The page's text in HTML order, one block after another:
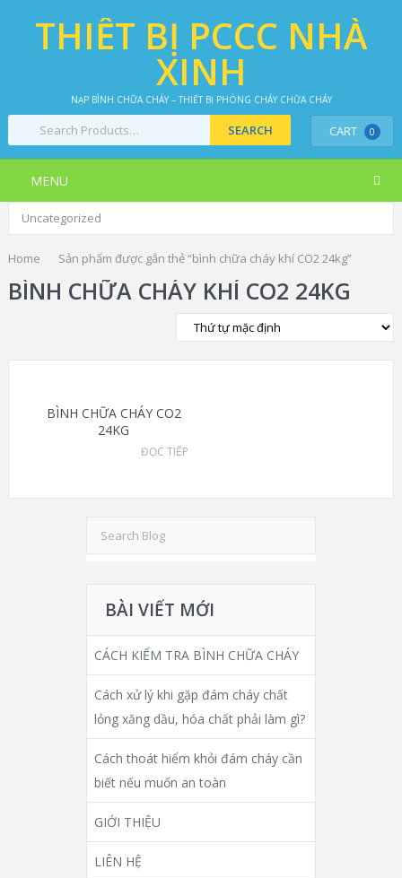
THIẾT BỊ PCCC NHÀ
XINH
NẠP BÌNH CHỮA CHÁY – THIẾT BỊ PHÒNG CHÁY CHỮA CHÁY
CART 0
MENU
Uncategorized
Home Sản phẩm được gắn thẻ “bình chữa cháy khí CO2 24kg”
BÌNH CHỮA CHÁY KHÍ CO2 24KG
BÌNH CHỮA CHÁY CO2
24KG
ĐỌC TIẾP
BÀI VIẾT MỚI
CÁCH KIỂM TRA BÌNH CHỮA CHÁY
Cách xử lý khi gặp đám cháy chất
lỏng xăng dầu, hóa chất phải làm gì?
Cách thoát hiểm khỏi đám cháy cần
biết nếu muốn an toàn
GIỚI THIỆU
LIÊN HỆ